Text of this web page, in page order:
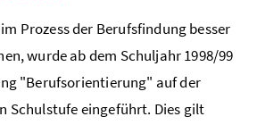
Prozess der Berufsfindung besser
wurde ab dem Schuljahr 1998/99
"Berufsorientierung" auf der
Schulstufe eingeführt. Dies gilt